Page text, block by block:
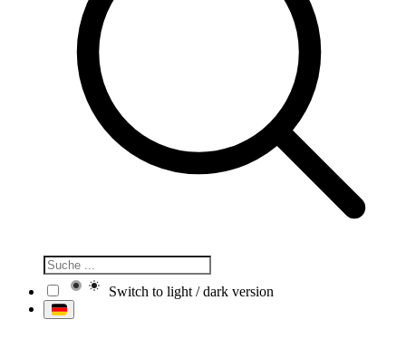
Switch to light / dark version